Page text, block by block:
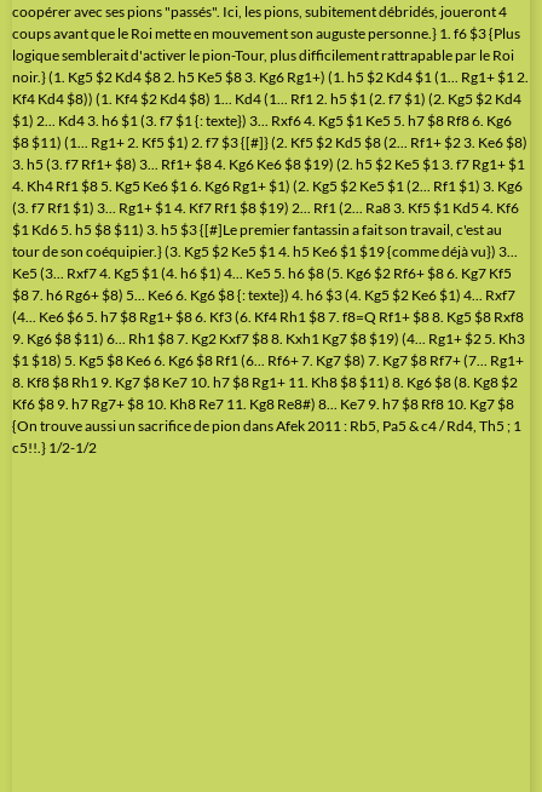
coopérer avec ses pions "passés". Ici, les pions, subitement débridés, joueront 4
coups avant que le Roi mette en mouvement son auguste personne.} 1. f6 $3 {Plus
logique semblerait d'activer le pion-Tour, plus difficilement rattrapable par le Roi
noir.} (1. Kg5 $2 Kd4 $8 2. h5 Ke5 $8 3. Kg6 Rg1+) (1. h5 $2 Kd4 $1 (1... Rg1+ $1 2.
Kf4 Kd4 $8)) (1. Kf4 $2 Kd4 $8) 1... Kd4 (1... Rf1 2. h5 $1 (2. f7 $1) (2. Kg5 $2 Kd4
$1) 2... Kd4 3. h6 $1 (3. f7 $1 {: texte}) 3... Rxf6 4. Kg5 $1 Ke5 5. h7 $8 Rf8 6. Kg6
$8 $11) (1... Rg1+ 2. Kf5 $1) 2. f7 $3 {[#]} (2. Kf5 $2 Kd5 $8 (2... Rf1+ $2 3. Ke6 $8)
3. h5 (3. f7 Rf1+ $8) 3... Rf1+ $8 4. Kg6 Ke6 $8 $19) (2. h5 $2 Ke5 $1 3. f7 Rg1+ $1
4. Kh4 Rf1 $8 5. Kg5 Ke6 $1 6. Kg6 Rg1+ $1) (2. Kg5 $2 Ke5 $1 (2... Rf1 $1) 3. Kg6
(3. f7 Rf1 $1) 3... Rg1+ $1 4. Kf7 Rf1 $8 $19) 2... Rf1 (2... Ra8 3. Kf5 $1 Kd5 4. Kf6
$1 Kd6 5. h5 $8 $11) 3. h5 $3 {[#]Le premier fantassin a fait son travail, c'est au
tour de son coéquipier.} (3. Kg5 $2 Ke5 $1 4. h5 Ke6 $1 $19 {comme déjà vu}) 3...
Ke5 (3... Rxf7 4. Kg5 $1 (4. h6 $1) 4... Ke5 5. h6 $8 (5. Kg6 $2 Rf6+ $8 6. Kg7 Kf5
$8 7. h6 Rg6+ $8) 5... Ke6 6. Kg6 $8 {: texte}) 4. h6 $3 (4. Kg5 $2 Ke6 $1) 4... Rxf7
(4... Ke6 $6 5. h7 $8 Rg1+ $8 6. Kf3 (6. Kf4 Rh1 $8 7. f8=Q Rf1+ $8 8. Kg5 $8 Rxf8
9. Kg6 $8 $11) 6... Rh1 $8 7. Kg2 Kxf7 $8 8. Kxh1 Kg7 $8 $19) (4... Rg1+ $2 5. Kh3
$1 $18) 5. Kg5 $8 Ke6 6. Kg6 $8 Rf1 (6... Rf6+ 7. Kg7 $8) 7. Kg7 $8 Rf7+ (7... Rg1+
8. Kf8 $8 Rh1 9. Kg7 $8 Ke7 10. h7 $8 Rg1+ 11. Kh8 $8 $11) 8. Kg6 $8 (8. Kg8 $2
Kf6 $8 9. h7 Rg7+ $8 10. Kh8 Re7 11. Kg8 Re8#) 8... Ke7 9. h7 $8 Rf8 10. Kg7 $8
{On trouve aussi un sacrifice de pion dans Afek 2011 : Rb5, Pa5 & c4 / Rd4, Th5 ; 1
c5!!.} 1/2-1/2